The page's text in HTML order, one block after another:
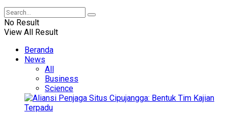
No Result
View All Result
Beranda
News
All
Business
Science